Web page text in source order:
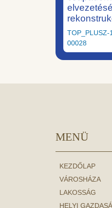
00028
MENÜ
KEZDŐLAP
VÁROSHÁZA
LAKOSSÁG
HELYI